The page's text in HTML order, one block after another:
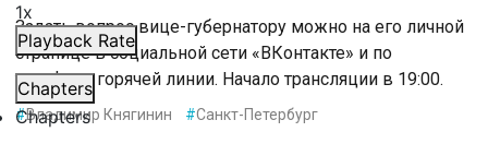
1x
Playback Rate
Chapters
Chapters
Задать вопрос вице-губернатору можно на его личной
странице в социальной сети «ВКонтакте» и по
телефону горячей линии. Начало трансляции в 19:00.
#Владимир Княгинин #Санкт-Петербург